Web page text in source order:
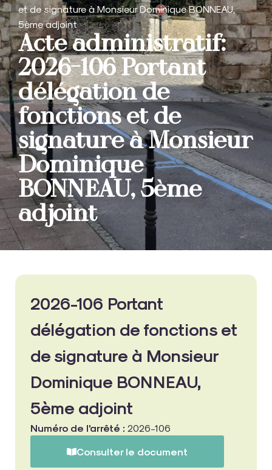
et de signature à Monsieur Dominique BONNEAU,
5ème adjoint
Acte administratif:
2026-106 Portant
délégation de
fonctions et de
signature à Monsieur
Dominique
BONNEAU, 5ème
adjoint
2026-106 Portant
délégation de fonctions et
de signature à Monsieur
Dominique BONNEAU,
5ème adjoint
Numéro de l'arrêté : 2026-106
Consulter le document